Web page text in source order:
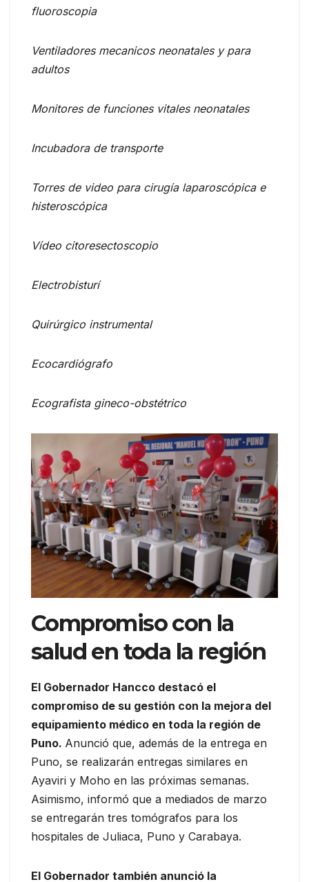
fluoroscopia
Ventiladores mecanicos neonatales y para
adultos
Monitores de funciones vitales neonatales
Incubadora de transporte
Torres de video para cirugía laparoscópica e
histeroscópica
Vídeo citoresectoscopio
Electrobisturí
Quirúrgico instrumental
Ecocardiógrafo
Ecografista gineco-obstétrico
Compromiso con la
salud en toda la región
El Gobernador Hancco destacó el
compromiso de su gestión con la mejora del
equipamiento médico en toda la región de
Puno. Anunció que, además de la entrega en
Puno, se realizarán entregas similares en
Ayaviri y Moho en las próximas semanas.
Asimismo, informó que a mediados de marzo
se entregarán tres tomógrafos para los
hospitales de Juliaca, Puno y Carabaya.
El Gobernador también anunció la